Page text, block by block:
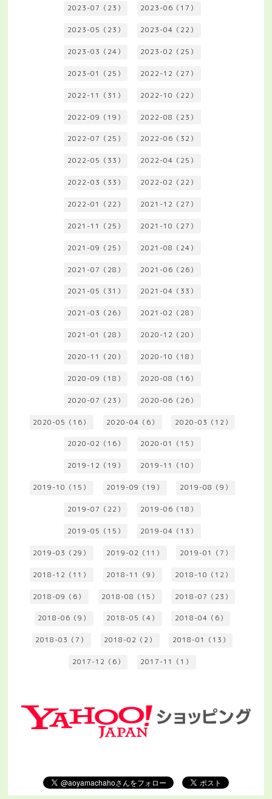
2023-07（23） 2023-06（17）
2023-05（23） 2023-04（22）
2023-03（24） 2023-02（25）
2023-01（25） 2022-12（27）
2022-11（31） 2022-10（22）
2022-09（19） 2022-08（23）
2022-07（25） 2022-06（32）
2022-05（33） 2022-04（25）
2022-03（33） 2022-02（22）
2022-01（22） 2021-12（27）
2021-11（25） 2021-10（27）
2021-09（25） 2021-08（24）
2021-07（28） 2021-06（26）
2021-05（31） 2021-04（33）
2021-03（26） 2021-02（28）
2021-01（28） 2020-12（20）
2020-11（20） 2020-10（18）
2020-09（18） 2020-08（16）
2020-07（23） 2020-06（26）
2020-05（16） 2020-04（6） 2020-03（12）
2020-02（16） 2020-01（15）
2019-12（19） 2019-11（10）
2019-10（15） 2019-09（19） 2019-08（9）
2019-07（22） 2019-06（18）
2019-05（15） 2019-04（13）
2019-03（29） 2019-02（11） 2019-01（7）
2018-12（11） 2018-11（9） 2018-10（12）
2018-09（6） 2018-08（15） 2018-07（23）
2018-06（9） 2018-05（4） 2018-04（6）
2018-03（7） 2018-02（2） 2018-01（13）
2017-12（6） 2017-11（1）